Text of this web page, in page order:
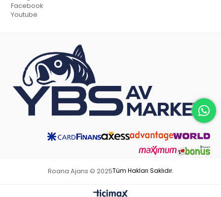
Facebook
Youtube
Roana Ajans © 2025Tüm Hakları Saklıdır.